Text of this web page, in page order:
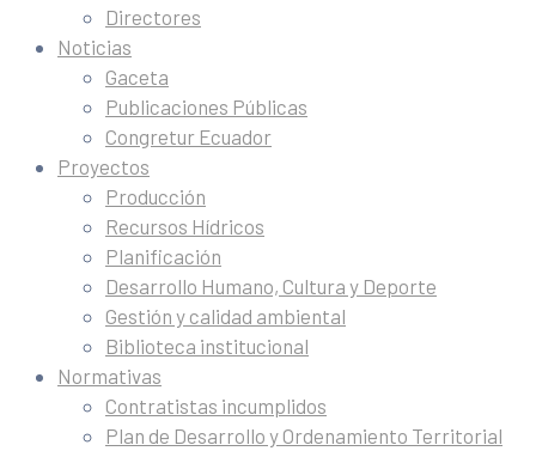
Directores
Noticias
Gaceta
Publicaciones Públicas
Congretur Ecuador
Proyectos
Producción
Recursos Hídricos
Planificación
Desarrollo Humano, Cultura y Deporte
Gestión y calidad ambiental
Biblioteca institucional
Normativas
Contratistas incumplidos
Plan de Desarrollo y Ordenamiento Territorial